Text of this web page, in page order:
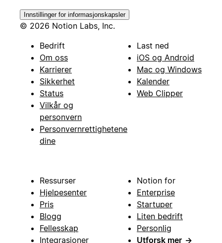
Innstillinger for informasjonskapsler
© 2026 Notion Labs, Inc.
Bedrift
Om oss
Karrierer
Sikkerhet
Status
Vilkår og
personvern
Personvernrettighetene
dine
Last ned
iOS og Android
Mac og Windows
Kalender
Web Clipper
Ressurser
Hjelpesenter
Pris
Blogg
Fellesskap
Integrasjoner
Notion for
Enterprise
Startuper
Liten bedrift
Personlig
Utforsk mer →